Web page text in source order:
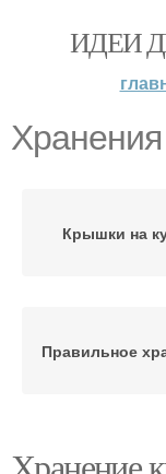
ИДЕИ
Крышки на
Правильное
Хранение на